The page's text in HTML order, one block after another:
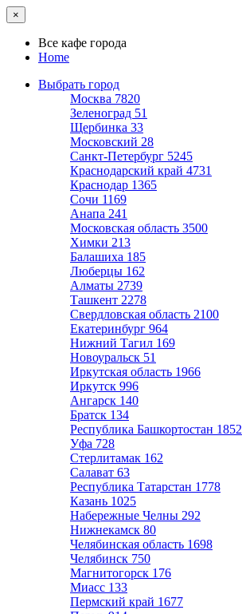
×
Все кафе города
Home
Выбрать город
Москва 7820
Зеленоград 51
Щербинка 33
Московский 28
Санкт-Петербург 5245
Краснодарский край 4731
Краснодар 1365
Сочи 1169
Анапа 241
Московская область 3500
Химки 213
Балашиха 185
Люберцы 162
Алматы 2739
Ташкент 2278
Свердловская область 2100
Екатеринбург 964
Нижний Тагил 169
Новоуральск 51
Иркутская область 1966
Иркутск 996
Ангарск 140
Братск 134
Республика Башкортостан 1852
Уфа 728
Стерлитамак 162
Салават 63
Республика Татарстан 1778
Казань 1025
Набережные Челны 292
Нижнекамск 80
Челябинская область 1698
Челябинск 750
Магнитогорск 176
Миасс 133
Пермский край 1677